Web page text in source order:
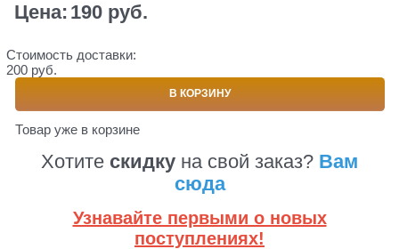
Цена: 190 руб.
Стоимость доставки:
200 руб.
В КОРЗИНУ
Товар уже в корзине
Хотите скидку на свой заказ? Вам
сюда
Узнавайте первыми о новых
поступлениях!